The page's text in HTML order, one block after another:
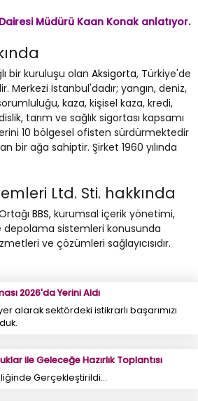
Müdürü Kaan Konak anlatıyor.
bir kuruluşu olan Aksigorta, Türkiye'de
Merkezi İstanbul'dadır; yangın, deniz,
kaza, kişisel kaza, kredi,
tarım ve sağlık sigortası kapsamı
10 bölgesel ofisten sürdürmektedir
bir ağa sahiptir. Şirket 1960 yılında
Ltd. Sti. hakkında
BBS, kurumsal içerik yönetimi,
depolama sistemleri konusunda
ve çözümleri sağlayıcısıdır.
2026'da Yerini Aldı
alarak sektördeki istikrarlı başarımızı
ile Geleceğe Hazırlık Toplantısı
Gerçekleştirildi...